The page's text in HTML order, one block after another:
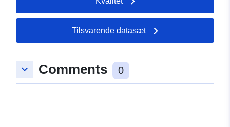
Tilsvarende datasæt
keyboard_arrow_down Comments 0